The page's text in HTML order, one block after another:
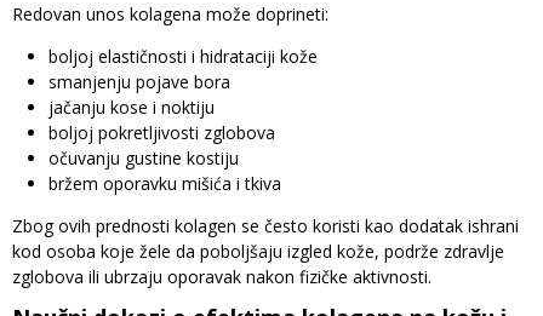
Redovan unos kolagena može doprineti:
boljoj elastičnosti i hidrataciji kože
smanjenju pojave bora
jačanju kose i noktiju
boljoj pokretljivosti zglobova
očuvanju gustine kostiju
bržem oporavku mišića i tkiva
Zbog ovih prednosti kolagen se često koristi kao dodatak ishrani
kod osoba koje žele da poboljšaju izgled kože, podrže zdravlje
zglobova ili ubrzaju oporavak nakon fizičke aktivnosti.